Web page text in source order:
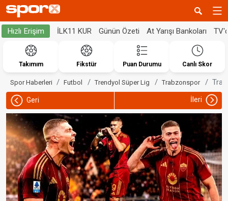
Hızlı Erişim İLK11 KUR Günün Özeti At Yarışı Bankoları
Takımım Fikstür Puan Durumu Canlı Skor
Spor Haberleri Futbol Trendyol Süper Lig Trabzonspor
Geri İleri